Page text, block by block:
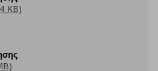
KB)